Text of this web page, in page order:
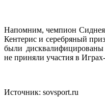
Напомним, чемпион
Кентерис и серебряный
были
не приняли участия в
Источник: sovsport.ru